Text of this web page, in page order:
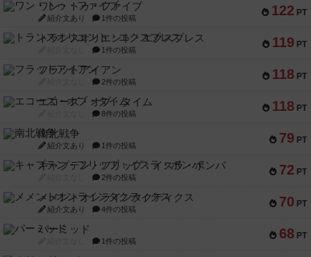
122 PT
ワン・トゥ・ファイブ
紹介文あり 1件の投稿
119 PT
トランスオリエント・エクスプレス
1件の投稿
118 PT
フラットアイアン
2件の投稿
118 PT
エコーズ・オブ・タイム
8件の投稿
79 PT
南北戦争
紹介文あり 1件の投稿
72 PT
キャプテン・フリップ：イスラ・ボンバ
2件の投稿
70 PT
メメントオンラインタクティクス
紹介文あり 4件の投稿
68 PT
パーミッド
1件の投稿